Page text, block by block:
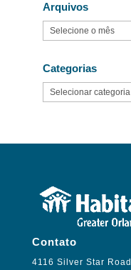
Arquivos
Arquivos
Categorias
Categorias
Contato
4116 Silver Star Road